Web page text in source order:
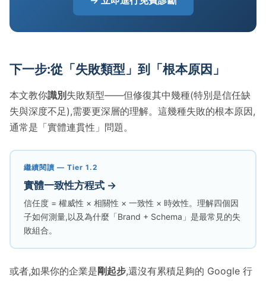
下一步:從「失敗類型」到「根本原因」
本文教你識別 失敗類型——但修復其中幾種(特別是信任缺
失與深度不足),需要更深層的理解。這幾種失敗的根本原因,
通常是「實體連貫性」問題。
繼續閱讀 — Tier 1.2
實體一致性方程式 →
信任度 = 權威性 × 相關性 × 一致性 × 時效性。理解四個因
子如何測量,以及為什麼「Brand + Schema」是最常見的失
敗組合。
或者,如果你的企業是剛起步,還沒有累積足夠的 Google 行